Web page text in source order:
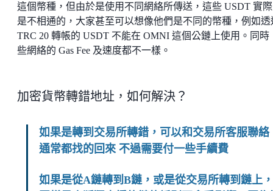
這個幣種，但由於是使用不同網絡所傳送，這些 USDT 實
是不相通的，大家甚至可以想像他們是不同的幣種，例如透
TRC 20 轉帳的 USDT 不能在 OMNI 這個公鏈上使用。同時
些網絡的 Gas Fee 及速度都不一樣。
加密貨幣轉錯地址，如何解決？
如果是轉到交易所轉錯，可以和交易所客服聯絡
通常都找的回來 不過需要付一些手續費
如果是從A鏈轉到B鏈，或是從交易所轉到鏈上，